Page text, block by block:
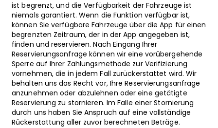
ist begrenzt, und die Verfügbarkeit der Fahrzeuge ist
niemals garantiert. Wenn die Funktion verfügbar ist,
können Sie verfügbare Fahrzeuge über die App für einen
begrenzten Zeitraum, der in der App angegeben ist,
finden und reservieren. Nach Eingang Ihrer
Reservierungsanfrage können wir eine vorübergehende
Sperre auf Ihrer Zahlungsmethode zur Verifizierung
vornehmen, die in jedem Fall zurückerstattet wird. Wir
behalten uns das Recht vor, Ihre Reservierungsanfrage
anzunehmen oder abzulehnen oder eine getätigte
Reservierung zu stornieren. Im Falle einer Stornierung
durch uns haben Sie Anspruch auf eine vollständige
Rückerstattung aller zuvor berechneten Beträge.